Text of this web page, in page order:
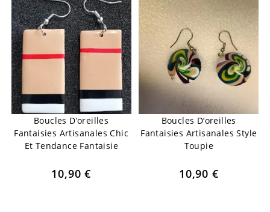
Boucles D’oreilles
Fantaisies Artisanales Chic
Et Tendance Fantaisie
10,90€
Boucles D’oreilles
Fantaisies Artisanales Style
Toupie
10,90 €